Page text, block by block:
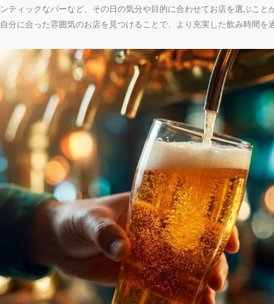
ンティックなバーなど、その日の気分や目的に合わせてお店を選ぶこと
自分に合った雰囲気のお店を見つけることで、より充実した飲み時間を